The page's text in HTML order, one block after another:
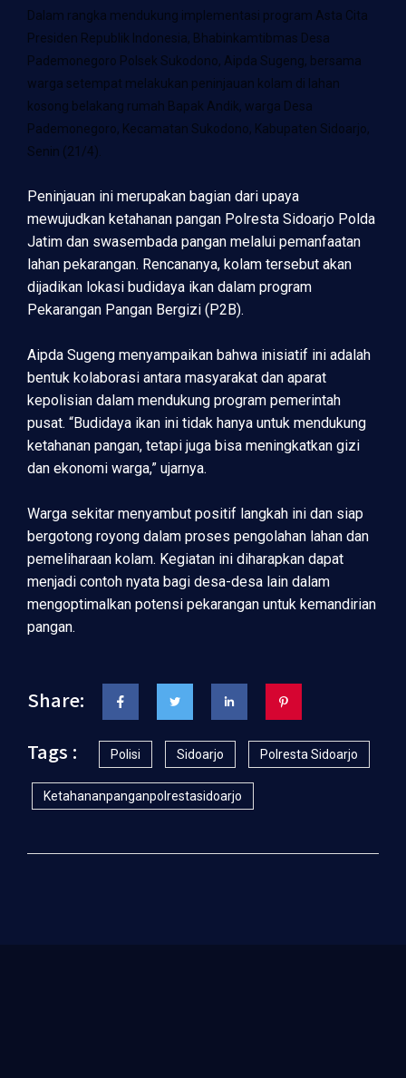
Dalam rangka mendukung implementasi program Asta Cita
Presiden Republik Indonesia, Bhabinkamtibmas Desa
Pademonegoro Polsek Sukodono, Aipda Sugeng, bersama
warga setempat melakukan peninjauan kolam di lahan
kosong belakang rumah Bapak Andik, warga Desa
Pademonegoro, Kecamatan Sukodono, Kabupaten Sidoarjo,
Senin (21/4).
Peninjauan ini merupakan bagian dari upaya
mewujudkan ketahanan pangan Polresta Sidoarjo Polda
Jatim dan swasembada pangan melalui pemanfaatan
lahan pekarangan. Rencananya, kolam tersebut akan
dijadikan lokasi budidaya ikan dalam program
Pekarangan Pangan Bergizi (P2B).
Aipda Sugeng menyampaikan bahwa inisiatif ini adalah
bentuk kolaborasi antara masyarakat dan aparat
kepolisian dalam mendukung program pemerintah
pusat. “Budidaya ikan ini tidak hanya untuk mendukung
ketahanan pangan, tetapi juga bisa meningkatkan gizi
dan ekonomi warga,” ujarnya.
Warga sekitar menyambut positif langkah ini dan siap
bergotong royong dalam proses pengolahan lahan dan
pemeliharaan kolam. Kegiatan ini diharapkan dapat
menjadi contoh nyata bagi desa-desa lain dalam
mengoptimalkan potensi pekarangan untuk kemandirian
pangan.
Share:
Tags :
Polisi Sidoarjo Polresta Sidoarjo
Ketahananpanganpolrestasidoarjo